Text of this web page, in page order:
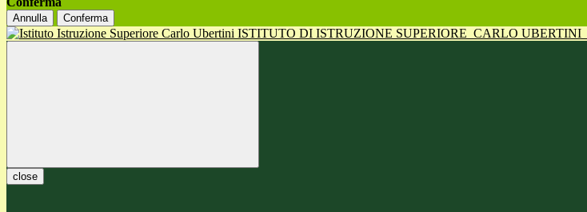
Annulla Conferma
ISTITUTO DI ISTRUZIONE SUPERIORE CARLO UBERTINI
close